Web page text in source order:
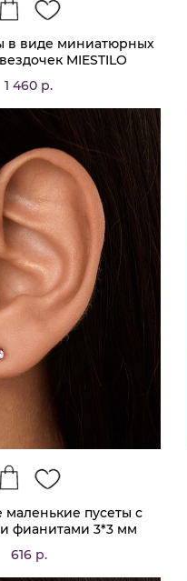
в виде миниатюрных
MIESTILO
1 460 р.
пусеты с
фианитами 3*3 мм
616 р.